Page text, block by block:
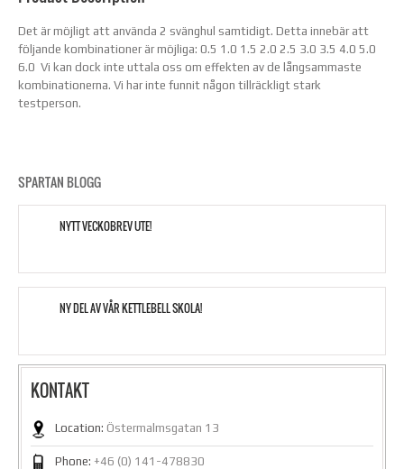
Det är möjligt att använda 2 svänghul samtidigt. Detta innebär att
följande kombinationer är möjliga: 0.5 1.0 1.5 2.0 2.5 3.0 3.5 4.0 5.0
6.0 Vi kan dock inte uttala oss om effekten av de långsammaste
kombinationerna. Vi har inte funnit någon tillräckligt stark
testperson.
SPARTAN BLOGG
NYTT VECKOBREV UTE!
NY DEL AV VÅR KETTLEBELL SKOLA!
KONTAKT
Location: Östermalmsgatan 13
Phone: +46 (0) 141-478830